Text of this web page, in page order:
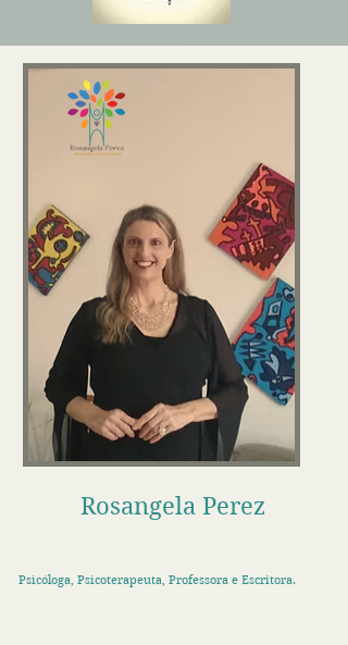
Rosangela Perez
Psicóloga, Psicoterapeuta, Professora e Escritora.